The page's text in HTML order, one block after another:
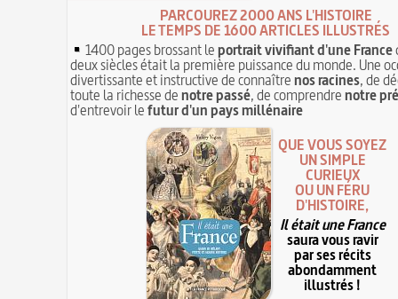
PARCOUREZ 2000 ANS L'HISTOIRE
LE TEMPS DE 1600 ARTICLES ILLUSTRÉS
1400 pages brossant leportrait vivifiant d'une France
deux siècles était la première puissance du monde. Une
divertissante et instructive de connaîtrenos racines, de
toute la richesse denotre passé, de comprendrenotre
d'entrevoir lefutur d'un pays millénaire
QUE VOUS SOYEZ
UN SIMPLE
CURIEUX
OU UN FÉRU
D'HISTOIRE,
Il était une France
saura vous ravir
par ses récits
abondamment
illustrés !